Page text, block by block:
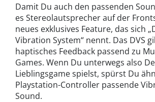
Damit Du auch den passenden
es Stereolautsprecher auf der
neues exklusives Feature, das sich
Vibration System“ nennt. Das DVS
haptisches Feedback passend zu
Games. Wenn Du unterwegs also
Lieblingsgame spielst, spürst Du
Playstation-Controller passende
Sound.